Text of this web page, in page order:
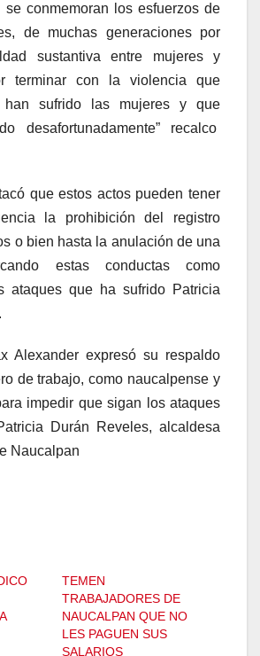
se conmemoran los esfuerzos de
de muchas generaciones por
sustantiva entre mujeres y
terminar con la violencia que
han sufrido las mujeres y que
desafortunadamente” recalco
que estos actos pueden tener
la prohibición del registro
o bien hasta la anulación de una
estas conductas como
ataques que ha sufrido Patricia
Alexander expresó su respaldo
de trabajo, como naucalpense y
impedir que sigan los ataques
Durán Reveles, alcaldesa
Naucalpan
TEMEN
TRABAJADORES DE
NAUCALPAN QUE NO
LES PAGUEN SUS
SALARIOS